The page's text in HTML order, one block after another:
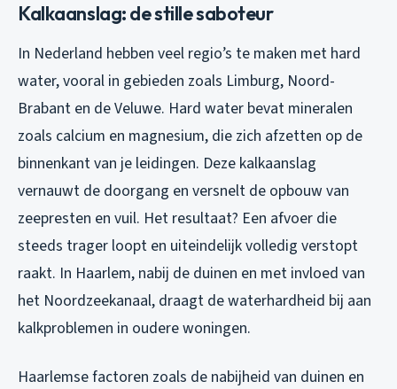
Kalkaanslag: de stille saboteur
In Nederland hebben veel regio’s te maken met hard
water, vooral in gebieden zoals Limburg, Noord-
Brabant en de Veluwe. Hard water bevat mineralen
zoals calcium en magnesium, die zich afzetten op de
binnenkant van je leidingen. Deze kalkaanslag
vernauwt de doorgang en versnelt de opbouw van
zeepresten en vuil. Het resultaat? Een afvoer die
steeds trager loopt en uiteindelijk volledig verstopt
raakt. In Haarlem, nabij de duinen en met invloed van
het Noordzeekanaal, draagt de waterhardheid bij aan
kalkproblemen in oudere woningen.
Haarlemse factoren zoals de nabijheid van duinen en